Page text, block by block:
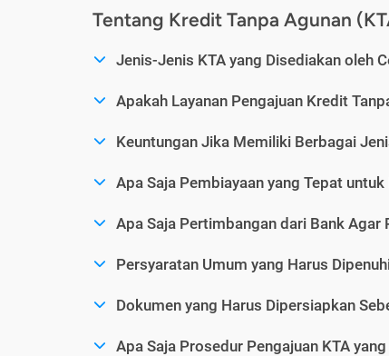
Tentang Kredit Tanpa Agunan
Jenis-Jenis KTA yang Disediakan oleh
Apakah Layanan Pengajuan Kredit
Keuntungan Jika Memiliki Berbagai
Apa Saja Pembiayaan yang Tepat
Apa Saja Pertimbangan dari Bank Agar
Persyaratan Umum yang Harus
Dokumen yang Harus Dipersiapkan
Apa Saja Prosedur Pengajuan KTA